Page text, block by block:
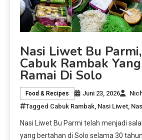
Nasi Liwet Bu
Cabuk Rambak
Ramai Di Solo
Food & Recipes Juni 23, 2026
Tagged Cabuk Rambak Nasi Liwet
Nasi Liwet Bu Parmi telah menjadi
yang bertahan di Solo selama 30